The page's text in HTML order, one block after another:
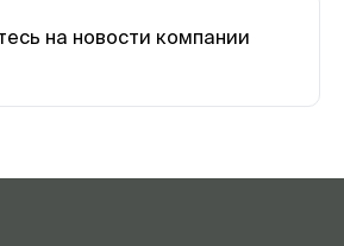
на новости компании